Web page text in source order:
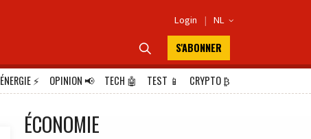
Login | NL 
 S'ABONNER
ÉNERGIE⚡ OPINION📢 TECH 🤖 TEST 📱 CRYPTO₿
ÉCONOMIE